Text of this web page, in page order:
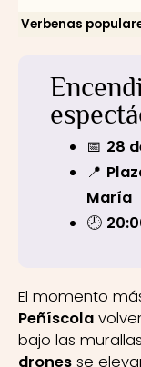
Verbenas
📅 28
📍
María
🕗
El momento
Peñíscola
bajo las
drones se